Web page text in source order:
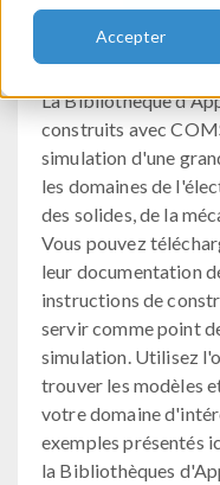
Accepter
La Bibliothèque
construits avec
simulation d'une
les domaines de
des solides, de la
Vous pouvez
leur documentation
instructions de
servir comme point
simulation. Utilisez
trouver les modèles
votre domaine
exemples présentés
la Bibliothèques